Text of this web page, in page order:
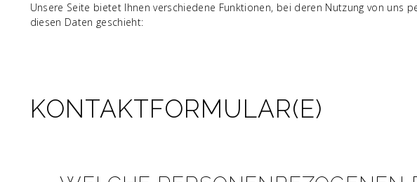
Unsere Seite bietet Ihnen verschiedene Funktionen, bei deren Nutzung von
diesen Daten geschieht:
KONTAKTFORMULAR(E)